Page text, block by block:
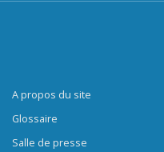
A propos du site
Glossaire
Salle de presse